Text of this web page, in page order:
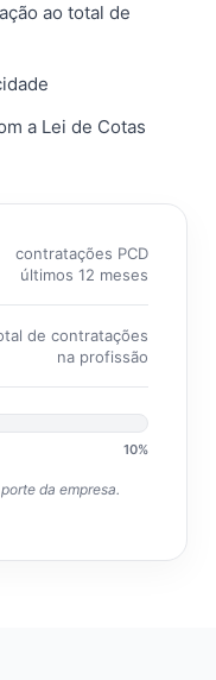
ao total de
a Lei de Cotas
contratações PCD
últimos 12 meses
de contratações
na profissão
10%
da empresa.